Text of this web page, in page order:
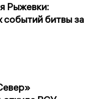
Рыжевки:
битвы за